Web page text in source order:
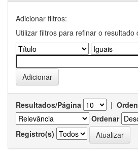
Adicionar filtros:
Utilizar filtros para refinar o resultado
Resultados/Página |
Ordenar
Registro(s)